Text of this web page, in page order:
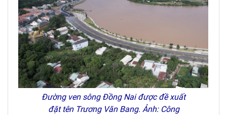
Đường ven sông Đồng Nai được đề xuất
đặt tên Trương Văn Bang. Ảnh: Công